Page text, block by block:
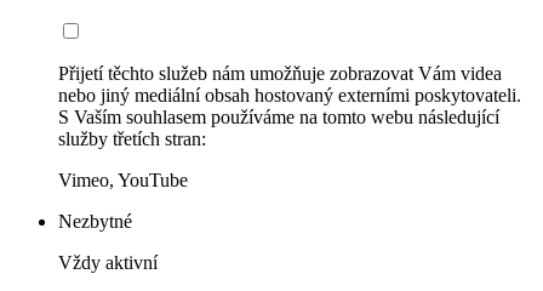
Přijetí těchto služeb nám umožňuje zobrazovat Vám videa
nebo jiný mediální obsah hostovaný externími poskytovateli.
S Vaším souhlasem používáme na tomto webu následující
služby třetích stran:
Vimeo, YouTube
Nezbytné
Vždy aktivní